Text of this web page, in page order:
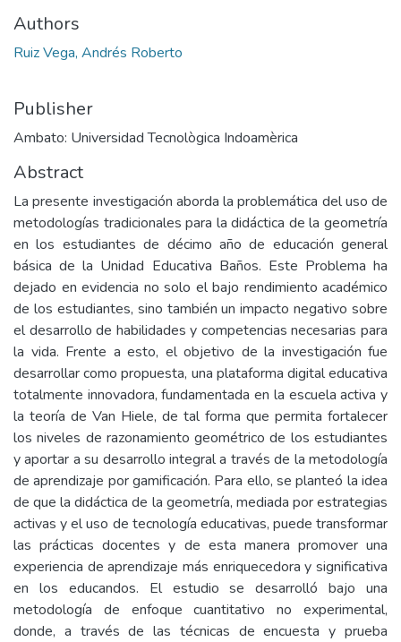
Authors
Ruiz Vega, Andrés Roberto
Publisher
Ambato: Universidad Tecnològica Indoamèrica
Abstract
La presente investigación aborda la problemática del uso de
metodologías tradicionales para la didáctica de la geometría
en los estudiantes de décimo año de educación general
básica de la Unidad Educativa Baños. Este Problema ha
dejado en evidencia no solo el bajo rendimiento académico
de los estudiantes, sino también un impacto negativo sobre
el desarrollo de habilidades y competencias necesarias para
la vida. Frente a esto, el objetivo de la investigación fue
desarrollar como propuesta, una plataforma digital educativa
totalmente innovadora, fundamentada en la escuela activa y
la teoría de Van Hiele, de tal forma que permita fortalecer
los niveles de razonamiento geométrico de los estudiantes
y aportar a su desarrollo integral a través de la metodología
de aprendizaje por gamificación. Para ello, se planteó la idea
de que la didáctica de la geometría, mediada por estrategias
activas y el uso de tecnología educativas, puede transformar
las prácticas docentes y de esta manera promover una
experiencia de aprendizaje más enriquecedora y significativa
en los educandos. El estudio se desarrolló bajo una
metodología de enfoque cuantitativo no experimental,
donde, a través de las técnicas de encuesta y prueba